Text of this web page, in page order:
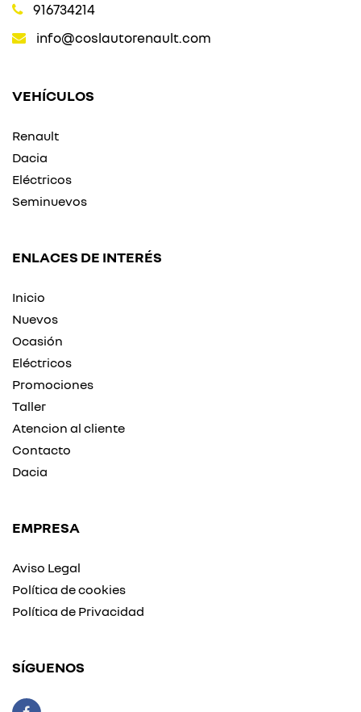
916734214
info@coslautorenault.com
VEHÍCULOS
Renault
Dacia
Eléctricos
Seminuevos
ENLACES DE INTERÉS
Inicio
Nuevos
Ocasión
Eléctricos
Promociones
Taller
Atencion al cliente
Contacto
Dacia
EMPRESA
Aviso Legal
Política de cookies
Política de Privacidad
SÍGUENOS